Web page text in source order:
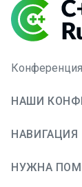
НАШИ
НАВИГАЦИЯ
НУЖНА